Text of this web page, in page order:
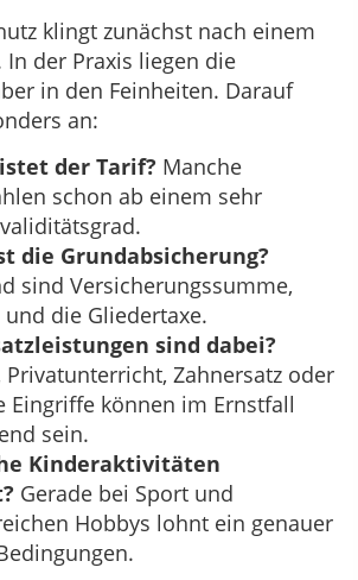
klingt zunächst nach einem
In der Praxis liegen die
in den Feinheiten. Darauf
an:
der Tarif? Manche
schon ab einem sehr
die Grundabsicherung?
sind Versicherungssumme,
die Gliedertaxe.
sind dabei?
Privatunterricht, Zahnersatz oder
Eingriffe können im Ernstfall
sein.
Kinderaktivitäten
Gerade bei Sport und
Hobbys lohnt ein genauer